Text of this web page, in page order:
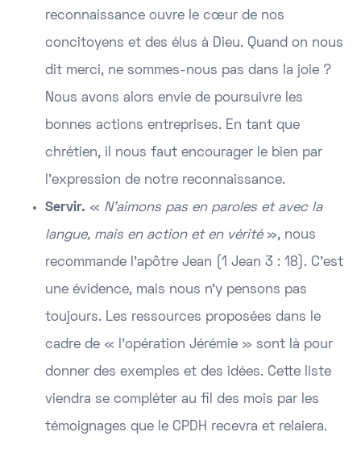
reconnaissance ouvre le cœur de nos
concitoyens et des élus à Dieu. Quand on nous
dit merci, ne sommes-nous pas dans la joie ?
Nous avons alors envie de poursuivre les
bonnes actions entreprises. En tant que
chrétien, il nous faut encourager le bien par
l’expression de notre reconnaissance.
Servir. « N’aimons pas en paroles et avec la
langue, mais en action et en vérité», nous
recommande l’apôtre Jean (1 Jean 3 : 18). C’est
une évidence, mais nous n’y pensons pas
toujours. Les ressources proposées dans le
cadre de « l’opération Jérémie » sont là pour
donner des exemples et des idées. Cette liste
viendra se compléter au fil des mois par les
témoignages que le CPDH recevra et relaiera.